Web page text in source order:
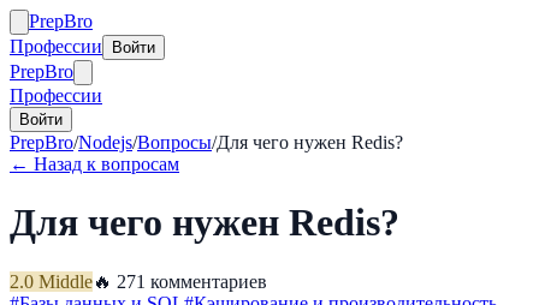
PrepBro
Профессии
Войти
PrepBro
Профессии
Войти
PrepBro/Nodejs/Вопросы/Для чего нужен Redis?
← Назад к вопросам
Для чего нужен Redis?
2.0 Middle🔥 271 комментариев